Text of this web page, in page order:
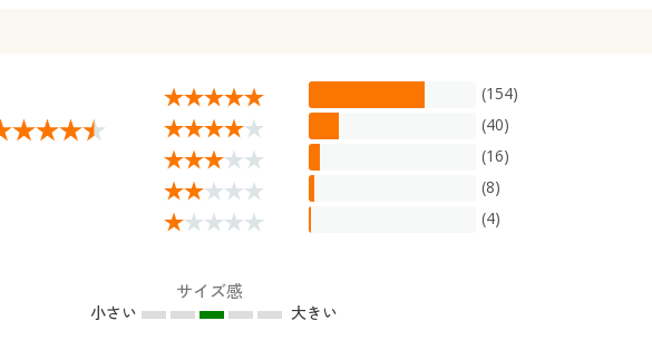
(154)
(40)
(16)
(8)
(4)
サイズ感
小さい 大きい